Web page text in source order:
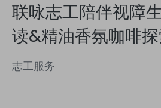
联咏志工陪伴视障
读&精油香氛咖啡
志工服务